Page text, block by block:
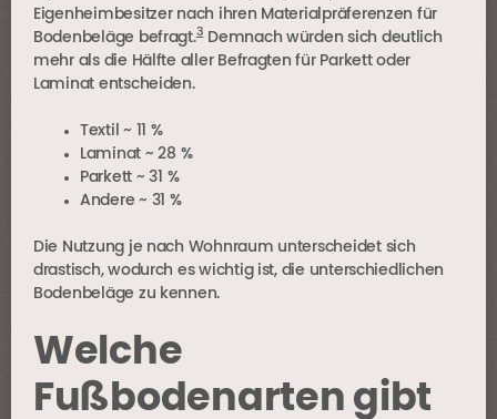
Eigenheimbesitzer nach ihren Materialpräferenzen für
Bodenbeläge befragt.3Demnach würden sich deutlich
mehr als die Hälfte aller Befragten für Parkett oder
Laminat entscheiden.
Textil ~ 11 %
Laminat ~ 28 %
Parkett ~ 31 %
Andere ~ 31 %
Die Nutzung je nach Wohnraum unterscheidet sich
drastisch, wodurch es wichtig ist, die unterschiedlichen
Bodenbeläge zu kennen.
Welche
Fußbodenarten gibt